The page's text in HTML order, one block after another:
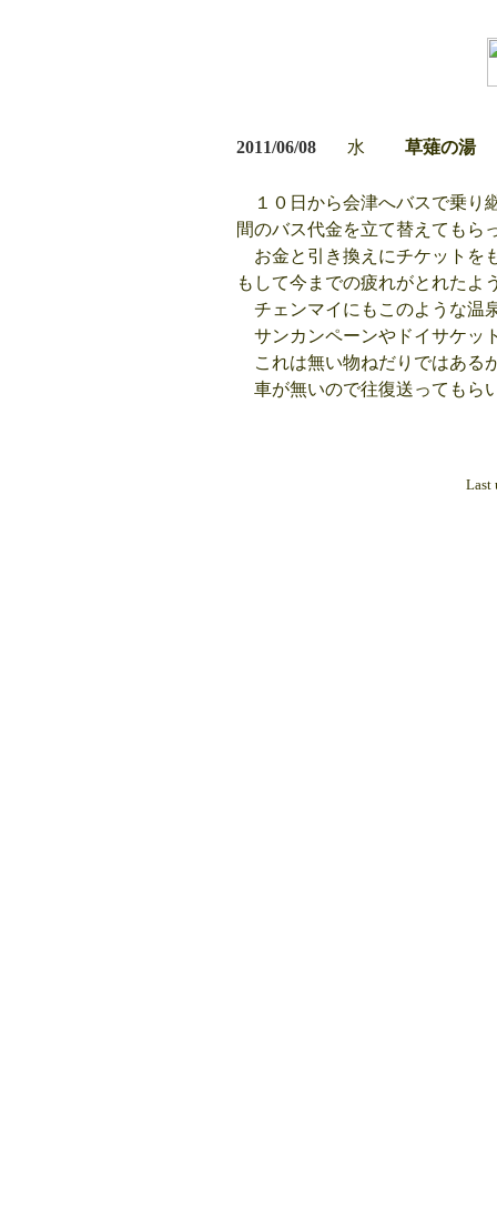
2011/06/08 水 草薙の湯
１０日から会津へバスで乗り
間のバス代金を立て替えてもら
お金と引き換えにチケットを
もして今までの疲れがとれたよ
チェンマイにもこのような温
サンカンペーンやドイサケッ
これは無い物ねだりではある
車が無いので往復送ってもら
Last